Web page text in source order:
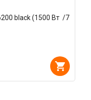
black (1500 Вт /7